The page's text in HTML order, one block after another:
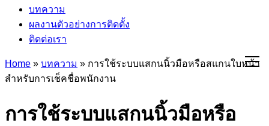
บทความ
ผลงานตัวอย่างการติดตั้ง
ติดต่อเรา
Home » บทความ » การใช้ระบบแสกนนิ้วมือหรือสแกนใบหน้า
สำหรับการเช็คชื่อพนักงาน
การใช้ระบบแสกนนิ้วมือหรือ